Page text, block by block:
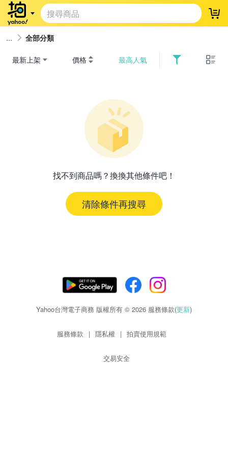
登
全部分類
最新上架 價格 最高人氣
找不到商品嗎？換換其他條件吧！
清除條件再搜尋
Yahoo台灣電子商務 版權所有 © 2026 服務條款(更新)
服務條款 | 隱私權 | 拍賣使用規範
交易安全